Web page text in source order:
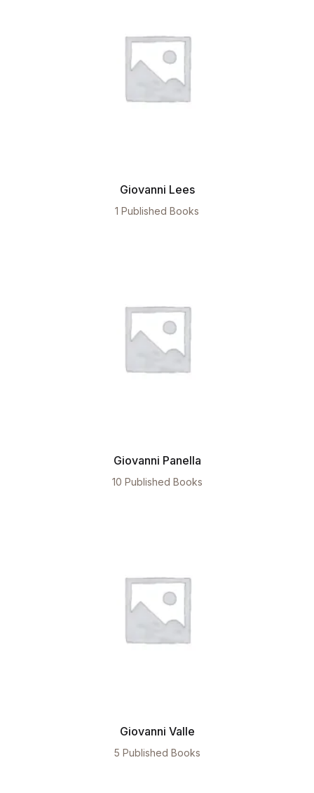
Giovanni Lees
1 Published Books
Giovanni Panella
10 Published Books
Giovanni Valle
5 Published Books